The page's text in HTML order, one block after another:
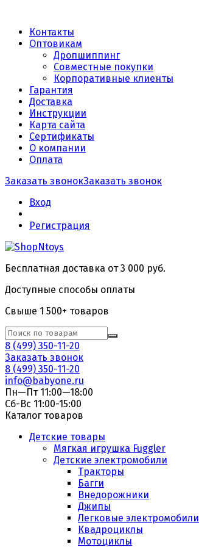
Контакты
Оптовикам
Дропшиппинг
Совместные покупки
Корпоративные клиенты
Гарантия
Доставка
Инструкции
Карта сайта
Сертификаты
О компании
Оплата
Заказать звонокЗаказать звонок
Вход
Регистрация
Бесплатная доставка от 3 000 руб.
Доступные способы оплаты
Свыше 1 500+ товаров
8 (499) 350-11-20
Заказать звонок
8 (499) 350-11-20
info@babyone.ru
Пн—Пт 11:00—18:00
Сб-Вс 11:00-15:00
Каталог товаров
Детские товары
Мягкая игрушка Fuggler
Детские электромобили
Тракторы
Багги
Внедорожники
Джипы
Легковые электромобили
Квадроциклы
Мотоциклы